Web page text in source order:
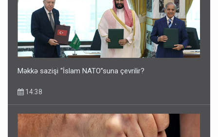
Məkkə sazişi “İslam NATO”suna çevrilir?
14:38